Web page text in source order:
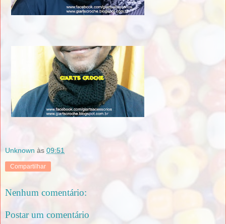
Unknown às 09:51
Compartilhar
Nenhum comentário:
Postar um comentário